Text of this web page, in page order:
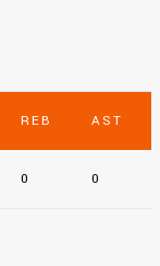
REB AST
0 0